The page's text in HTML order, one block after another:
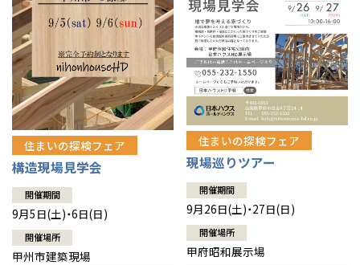
住まいの探検フェア
構造現場見学会
開催期間
9月5日(土)・6日(日)
開催場所
甲州市建築現場
住まいの探検フェア
現場巡りツアー
開催期間
9月26日(土)・27日(日)
開催場所
甲府昭和展示場